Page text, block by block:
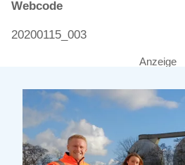
Webcode
20200115_003
Anzeige